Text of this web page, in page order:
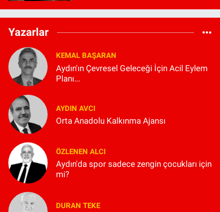
Yazarlar
KEMAL BAŞARAN
Aydın'ın Çevresel Geleceği İçin Acil Eylem
Planı...
AYDIN AVCI
Orta Anadolu Kalkınma Ajansı
ÖZLENEN ALCI
Aydın'da spor sadece zengin çocukları için
mi?
DURAN TEKE